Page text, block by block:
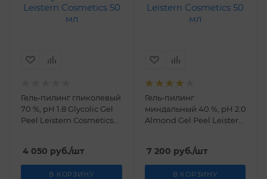
Гель-пилинг гликолевый
70 %, рН 1.8 Glycolic Gel
Peel Leistern Cosmetics
4 050 руб./шт
В КОРЗИНУ
Гель-пилинг
миндальный 40 %, рН 2.0
Almond Gel Peel Leistern
7 200 руб./шт
В КОРЗИНУ